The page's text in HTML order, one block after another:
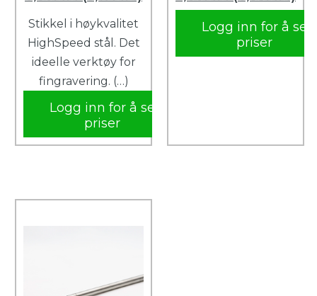
Stikkel i høykvalitet
HighSpeed stål. Det
ideelle verktøy for
fingravering. (…)
Logg inn for å se
priser
Logg inn for å se
priser